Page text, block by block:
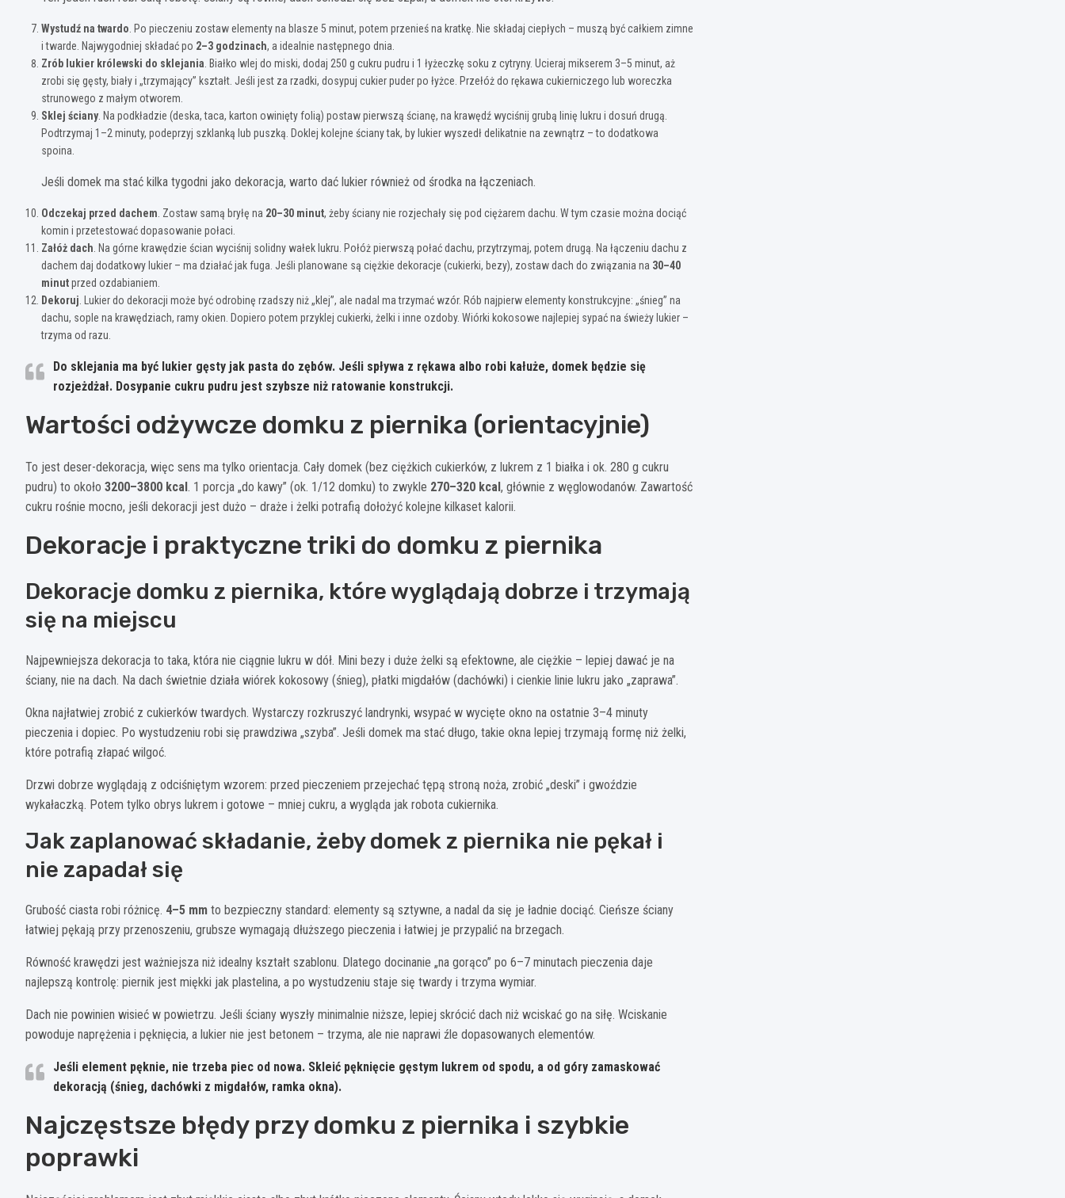
Wystudź na twardo . Po pieczeniu zostaw elementy na blasze 5 minut, potem przenieś na kratkę. Nie składaj ciepłych – muszą być całkiem zimne
i twarde. Najwygodniej składać po 2–3 godzinach, a idealnie następnego dnia.
Zrób lukier królewski do sklejania . Białko wlej do miski, dodaj 250 g cukru pudru i 1 łyżeczkę soku z cytryny. Ucieraj mikserem 3–5 minut, aż
zrobi się gęsty, biały i „trzymający” kształt. Jeśli jest za rzadki, dosypuj cukier puder po łyżce. Przełóż do rękawa cukierniczego lub woreczka
strunowego z małym otworem.
Sklej ściany. Na podkładzie (deska, taca, karton owinięty folią) postaw pierwszą ścianę, na krawędź wyciśnij grubą linię lukru i dosuń drugą.
Podtrzymaj 1–2 minuty, podeprzyj szklanką lub puszką. Doklej kolejne ściany tak, by lukier wyszedł delikatnie na zewnątrz – to dodatkowa
spoina.
Jeśli domek ma stać kilka tygodni jako dekoracja, warto dać lukier również od środka na łączeniach.
Odczekaj przed dachem . Zostaw samą bryłę na 20–30 minut, żeby ściany nie rozjechały się pod ciężarem dachu. W tym czasie można dociąć
komin i przetestować dopasowanie połaci.
Załóż dach . Na górne krawędzie ścian wyciśnij solidny wałek lukru. Połóż pierwszą połać dachu, przytrzymaj, potem drugą. Na łączeniu dachu z
dachem daj dodatkowy lukier – ma działać jak fuga. Jeśli planowane są ciężkie dekoracje (cukierki, bezy), zostaw dach do związania na 30–40
minutprzed ozdabianiem.
Dekoruj . Lukier do dekoracji może być odrobinę rzadszy niż „klej”, ale nadal ma trzymać wzór. Rób najpierw elementy konstrukcyjne: „śnieg” na
dachu, sople na krawędziach, ramy okien. Dopiero potem przyklej cukierki, żelki i inne ozdoby. Wiórki kokosowe najlepiej sypać na świeży lukier –
trzyma od razu.
Do sklejania ma być lukier gęsty jak pasta do zębów. Jeśli spływa z rękawa albo robi kałuże, domek będzie się
rozjeżdżał. Dosypanie cukru pudru jest szybsze niż ratowanie konstrukcji.
Wartości odżywcze domku z piernika (orientacyjnie)
To jest deser-dekoracja, więc sens ma tylko orientacja. Cały domek (bez ciężkich cukierków, z lukrem z 1 białka i ok. 280 g cukru
pudru) to około 3200–3800 kcal. 1 porcja „do kawy” (ok. 1/12 domku) to zwykle 270–320 kcal, głównie z węglowodanów. Zawartość
cukru rośnie mocno, jeśli dekoracji jest dużo – draże i żelki potrafią dołożyć kolejne kilkaset kalorii.
Dekoracje i praktyczne triki do domku z piernika
Dekoracje domku z piernika, które wyglądają dobrze i trzymają
się na miejscu
Najpewniejsza dekoracja to taka, która nie ciągnie lukru w dół. Mini bezy i duże żelki są efektowne, ale ciężkie – lepiej dawać je na
ściany, nie na dach. Na dach świetnie działa wiórek kokosowy (śnieg), płatki migdałów (dachówki) i cienkie linie lukru jako „zaprawa”.
Okna najłatwiej zrobić z cukierków twardych. Wystarczy rozkruszyć landrynki, wsypać w wycięte okno na ostatnie 3–4 minuty
pieczenia i dopiec. Po wystudzeniu robi się prawdziwa „szyba”. Jeśli domek ma stać długo, takie okna lepiej trzymają formę niż żelki,
które potrafią złapać wilgoć.
Drzwi dobrze wyglądają z odciśniętym wzorem: przed pieczeniem przejechać tępą stroną noża, zrobić „deski” i gwoździe
wykałaczką. Potem tylko obrys lukrem i gotowe – mniej cukru, a wygląda jak robota cukiernika.
Jak zaplanować składanie, żeby domek z piernika nie pękał i
nie zapadał się
Grubość ciasta robi różnicę. 4–5 mm to bezpieczny standard: elementy są sztywne, a nadal da się je ładnie dociąć. Cieńsze ściany
łatwiej pękają przy przenoszeniu, grubsze wymagają dłuższego pieczenia i łatwiej je przypalić na brzegach.
Równość krawędzi jest ważniejsza niż idealny kształt szablonu. Dlatego docinanie „na gorąco” po 6–7 minutach pieczenia daje
najlepszą kontrolę: piernik jest miękki jak plastelina, a po wystudzeniu staje się twardy i trzyma wymiar.
Dach nie powinien wisieć w powietrzu. Jeśli ściany wyszły minimalnie niższe, lepiej skrócić dach niż wciskać go na siłę. Wciskanie
powoduje naprężenia i pęknięcia, a lukier nie jest betonem – trzyma, ale nie naprawi źle dopasowanych elementów.
Jeśli element pęknie, nie trzeba piec od nowa. Skleić pęknięcie gęstym lukrem od spodu, a od góry zamaskować
dekoracją (śnieg, dachówki z migdałów, ramka okna).
Najczęstsze błędy przy domku z piernika i szybkie
poprawki